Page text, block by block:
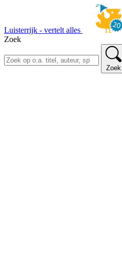
Luisterrijk - vertelt alles
Zoek
Zoek